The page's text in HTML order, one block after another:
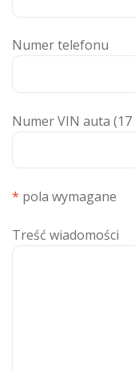
Numer telefonu
Numer VIN auta
* pola wymagane
Treść wiadomości